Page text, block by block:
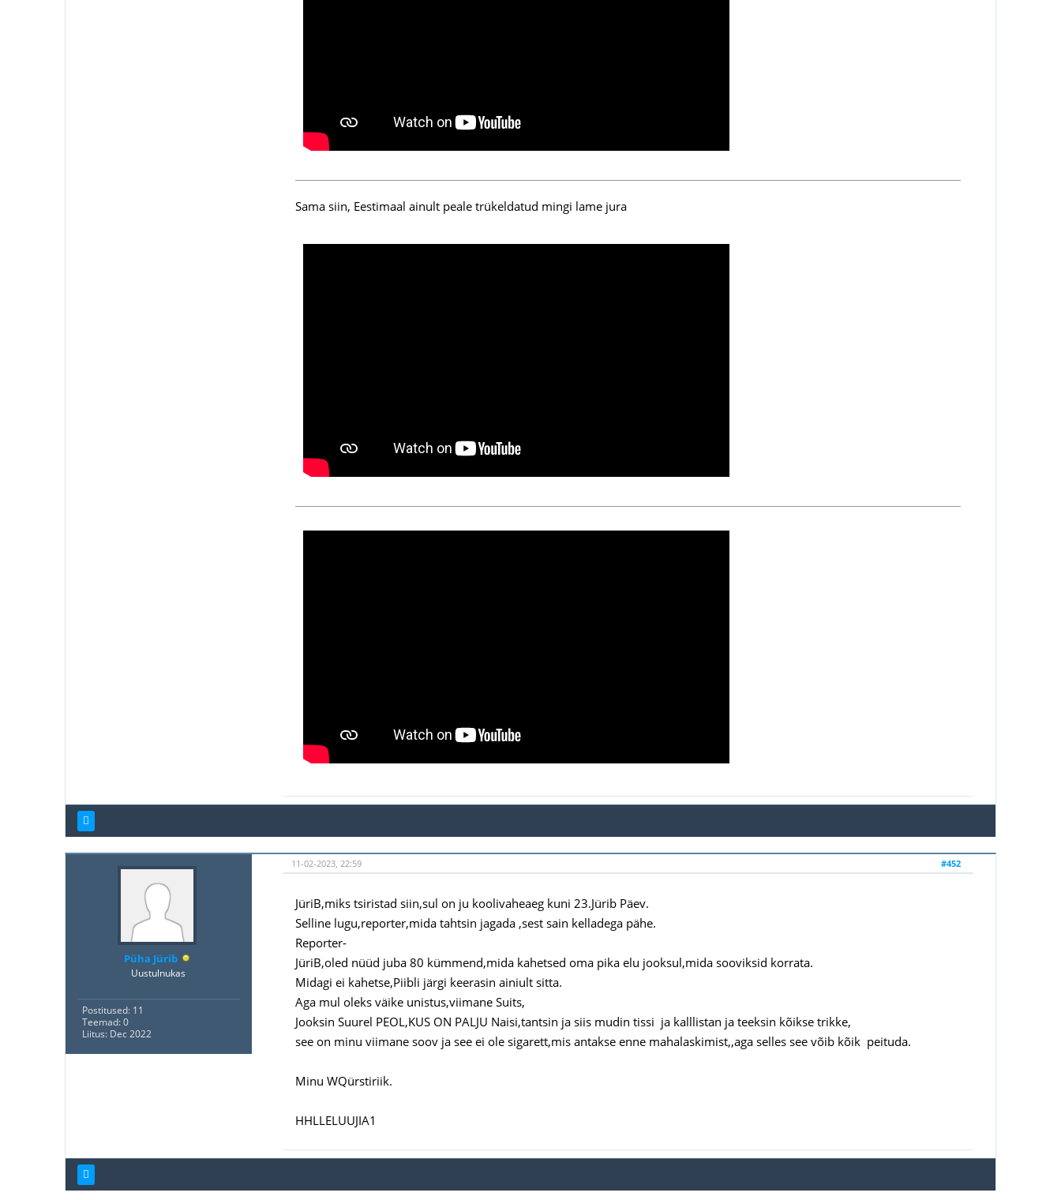
Sama siin, Eestimaal ainult peale trükeldatud mingi lame jura
Püha Jürib
Uustulnukas
Postitused: 11
Teemad: 0
Liitus: Dec 2022
#452
11-02-2023, 22:59
JüriB,miks tsiristad siin,sul on ju koolivaheaeg kuni 23.Jürib Päev.
Selline lugu,reporter,mida tahtsin jagada ,sest sain kelladega pähe.
Reporter-
JüriB,oled nüüd juba 80 kümmend,mida kahetsed oma pika elu jooksul,mida sooviksid korrata.
Midagi ei kahetse,Piibli järgi keerasin ainiult sitta.
Aga mul oleks väike unistus,viimane Suits,
Jooksin Suurel PEOL,KUS ON PALJU Naisi,tantsin ja siis mudin tissi ja kalllistan ja teeksin kõikse trikke,
see on minu viimane soov ja see ei ole sigarett,mis antakse enne mahalaskimist,,aga selles see võib kõik peituda.
Minu WQürstiriik.
HHLLELUUJIA1